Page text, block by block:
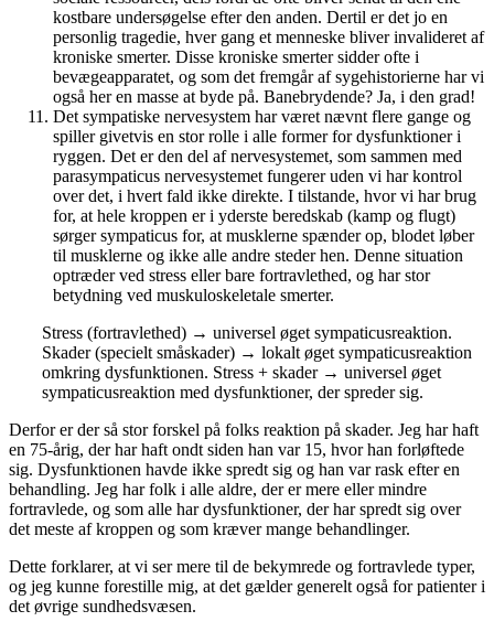
kostbare undersøgelse efter den anden. Dertil er det jo en
personlig tragedie, hver gang et menneske bliver invalideret af
kroniske smerter. Disse kroniske smerter sidder ofte i
bevægeapparatet, og som det fremgår af sygehistorierne har vi
også her en masse at byde på. Banebrydende? Ja, i den grad!
Det sympatiske nervesystem har været nævnt flere gange og
spiller givetvis en stor rolle i alle former for dysfunktioner i
ryggen. Det er den del af nervesystemet, som sammen med
parasympaticus nervesystemet fungerer uden vi har kontrol
over det, i hvert fald ikke direkte. I tilstande, hvor vi har brug
for, at hele kroppen er i yderste beredskab (kamp og flugt)
sørger sympaticus for, at musklerne spænder op, blodet løber
til musklerne og ikke alle andre steder hen. Denne situation
optræder ved stress eller bare fortravlethed, og har stor
betydning ved muskuloskeletale smerter.
Stress (fortravlethed) → universel øget sympaticusreaktion.
Skader (specielt småskader) → lokalt øget sympaticusreaktion
omkring dysfunktionen. Stress + skader → universel øget
sympaticusreaktion med dysfunktioner, der spreder sig.
Derfor er der så stor forskel på folks reaktion på skader. Jeg har haft
en 75-årig, der har haft ondt siden han var 15, hvor han forløftede
sig. Dysfunktionen havde ikke spredt sig og han var rask efter en
behandling. Jeg har folk i alle aldre, der er mere eller mindre
fortravlede, og som alle har dysfunktioner, der har spredt sig over
det meste af kroppen og som kræver mange behandlinger.
Dette forklarer, at vi ser mere til de bekymrede og fortravlede typer,
og jeg kunne forestille mig, at det gælder generelt også for patienter i
det øvrige sundhedsvæsen.